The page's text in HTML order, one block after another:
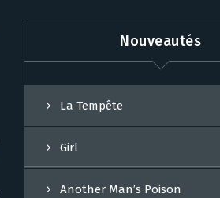
Nouveautés
La Tempête
Girl
Another Man’s Poison